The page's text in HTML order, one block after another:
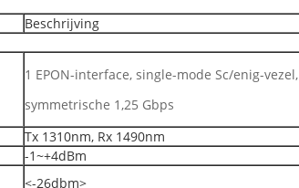
Beschrijving
1 EPON-interface, single-mode Sc/enig-vezel,
symmetrische 1,25 Gbps
Tx 1310nm, Rx 1490nm
-1~+4dBm
<-26dbm>